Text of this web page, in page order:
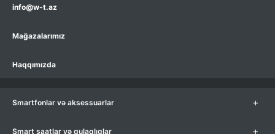
info@w-t.az
Mağazalarımız
Haqqımızda
Smartfonlar və aksessuarlar +
Smart saatlar və qulaqlıqlar +